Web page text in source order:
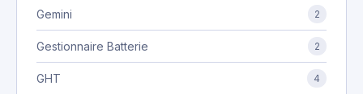
Gemini 2
Gestionnaire Batterie 2
GHT 4